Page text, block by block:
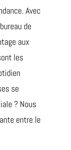
Avec
de
aux
les
se
? Nous
entre le